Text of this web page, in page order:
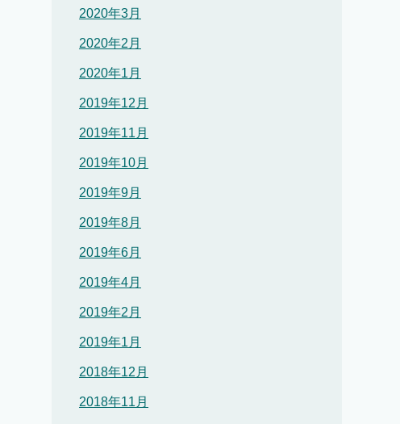
2020年3月
2020年2月
2020年1月
2019年12月
2019年11月
2019年10月
2019年9月
2019年8月
2019年6月
2019年4月
2019年2月
2019年1月
2018年12月
2018年11月